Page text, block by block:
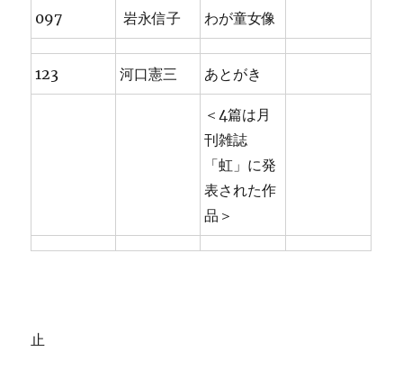
097 岩永信子 わが童女像
123 河口憲三 あとがき
＜4篇は月
刊雑誌
「虹」に発
表された作
品＞
止